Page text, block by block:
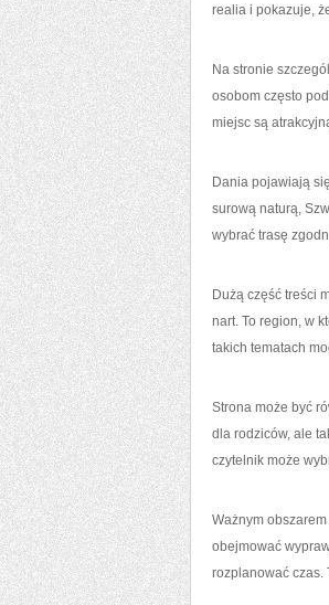
realia i pokazuje,
Na stronie
osobom często
miejsc są
Dania pojawiają
surową naturą,
wybrać trasę
Dużą część treści
nart. To region, w
takich tematach
Strona może być
dla rodziców, ale
czytelnik może
Ważnym
obejmować
rozplanować czas.